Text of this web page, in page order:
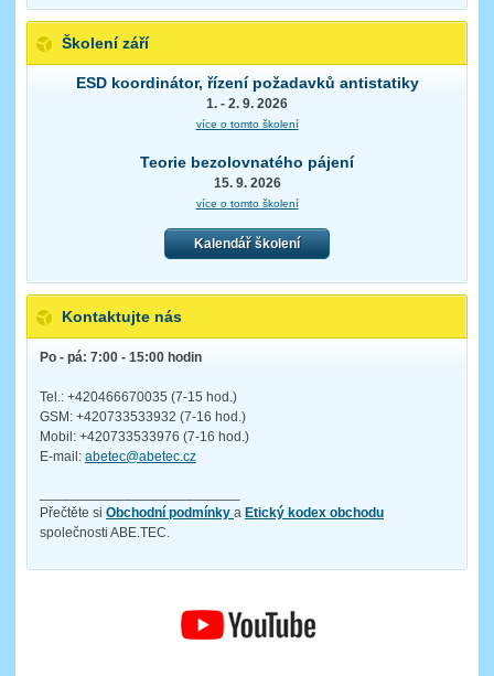
Školení září
ESD koordinátor, řízení požadavků antistatiky
1. - 2. 9. 2026
více o tomto školení
Teorie bezolovnatého pájení
15. 9. 2026
více o tomto školení
Kalendář školení
Kontaktujte nás
Po - pá: 7:00 - 15:00 hodin
Tel.: +420466670035 (7-15 hod.)
GSM: +420733533932 (7-16 hod.)
Mobil: +420733533976 (7-16 hod.)
E-mail: abetec@abetec.cz
Přečtěte si Obchodní podmínky a Etický kodex obchodu
společnosti ABE.TEC.